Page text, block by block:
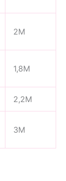
2M
1,8M
2,2M
3M